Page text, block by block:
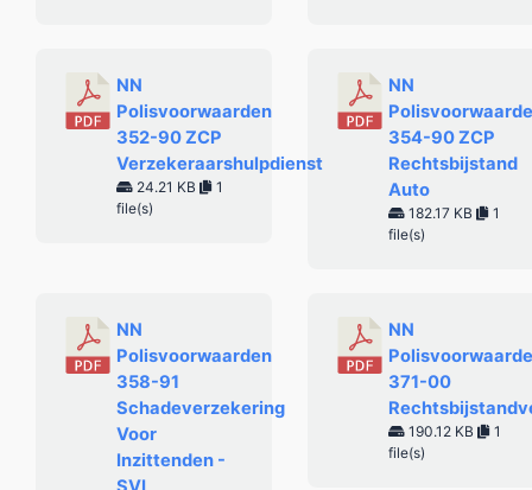
NN
Polisvoorwaarden
352-90 ZCP
Verzekeraarshulpdienst
24.21 KB
1
file(s)
NN
354-90 ZCP
Rechtsbijstand
Auto
182.17 KB
1
file(s)
NN
Polisvoorwaarden
358-91
Schadeverzekering
Voor
Inzittenden -
NN
371-00
190.12 KB
1
file(s)